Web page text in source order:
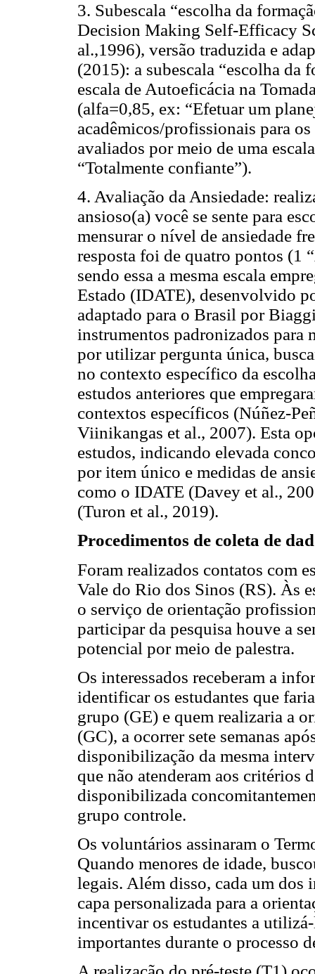
3. Subescala “escolha da
Decision Making Self-Efficacy
al.,1996), versão traduzida e
(2015): a subescala “escolha da
escala de Autoeficácia na
(alfa=0,85, ex: “Efetuar um
acadêmicos/profissionais para
avaliados por meio de uma
“Totalmente confiante”).
4. Avaliação da Ansiedade:
ansioso(a) você se sente para
mensurar o nível de ansiedade
resposta foi de quatro pontos (1
sendo essa a mesma escala
Estado (IDATE), desenvolvido
adaptado para o Brasil por
instrumentos padronizados para
por utilizar pergunta única,
no contexto específico da
estudos anteriores que
contextos específicos (Núñez-
Viinikangas et al., 2007). Esta
estudos, indicando elevada
por item único e medidas de
como o IDATE (Davey et al.,
(Turon et al., 2019).
Procedimentos de coleta de
Foram realizados contatos com
Vale do Rio dos Sinos (RS). Às
o serviço de orientação
participar da pesquisa houve a
potencial por meio de palestra.
Os interessados receberam a
identificar os estudantes que
grupo (GE) e quem realizaria a
(GC), a ocorrer sete semanas
disponibilização da mesma
que não atenderam aos critérios
disponibilizada
grupo controle.
Os voluntários assinaram o
Quando menores de idade,
legais. Além disso, cada um dos
capa personalizada para a
incentivar os estudantes a
importantes durante o processo